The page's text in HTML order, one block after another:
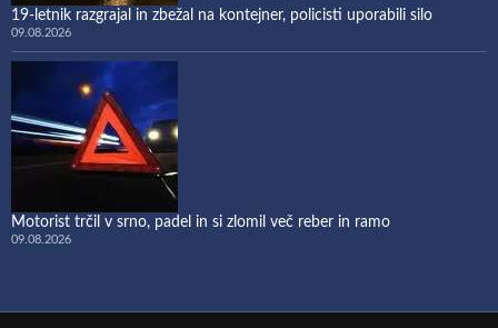
19-letnik razgrajal in zbežal na kontejner, policisti uporabili silo
09.08.2026
Motorist trčil v srno, padel in si zlomil več reber in ramo
09.08.2026